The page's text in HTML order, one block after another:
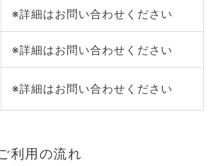
※詳細はお問い合わせください
※詳細はお問い合わせください
※詳細はお問い合わせください
利用の流れ